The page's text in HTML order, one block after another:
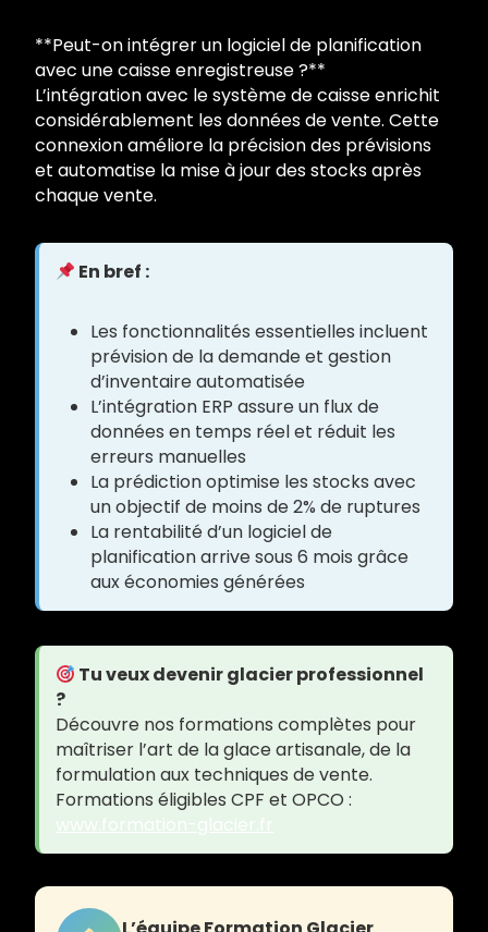
**Peut-on intégrer un logiciel de planification
avec une caisse enregistreuse ?**
L’intégration avec le système de caisse enrichit
considérablement les données de vente. Cette
connexion améliore la précision des prévisions
et automatise la mise à jour des stocks après
chaque vente.
En bref :
Les fonctionnalités essentielles incluent
prévision de la demande et gestion
d’inventaire automatisée
L’intégration ERP assure un flux de
données en temps réel et réduit les
erreurs manuelles
La prédiction optimise les stocks avec
un objectif de moins de 2% de ruptures
La rentabilité d’un logiciel de
planification arrive sous 6 mois grâce
aux économies générées
Tu veux devenir glacier professionnel
?
Découvre nos formations complètes pour
maîtriser l’art de la glace artisanale, de la
formulation aux techniques de vente.
Formations éligibles CPF et OPCO :